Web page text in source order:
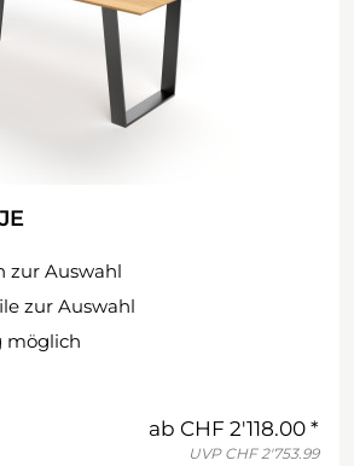
zur Auswahl
zur Auswahl
möglich
ab CHF 2'118.00
UVP CHF 2'753.99